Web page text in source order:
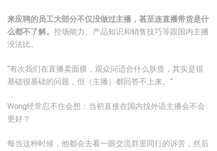
来应聘的员工大部分不仅没做过主播，甚至连直播带货是什
么都不了解。 控场能力、产品知识和销售技巧等跟国内主播
没法比。
“有次我们在直播卖面膜，观众问适合什么肤质，其实是很
基础很基础的问题，但（主播）都回答不上来。”
Wong经常忍不住会想：当初直接在国内找外语主播会不会
更好？
每当这种时候，他都会去看一眼交流群里同行的诉苦，然后